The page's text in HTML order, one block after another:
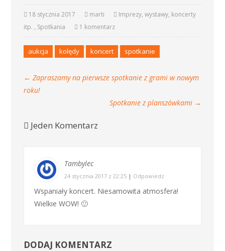
18 stycznia 2017 marti
Imprezy, wystawy, koncerty
itp. , Spotkania 1 komentarz
aukcja kolędy koncert spotkanie
← Zapraszamy na pierwsze spotkanie z grami w nowym
roku!
Spotkanie z planszówkami →
Jeden Komentarz
Tambylec
24 stycznia 2017 z 22:25 | Odpowiedz
Wspaniały koncert. Niesamowita atmosfera!
Wielkie WOW! 🙂
DODAJ KOMENTARZ